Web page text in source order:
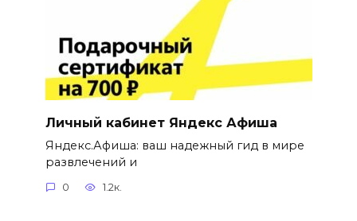
Личный кабинет Яндекс Афиша
Яндекс.Афиша: ваш надежный гид в мире
развлечений и
0 1.2к.